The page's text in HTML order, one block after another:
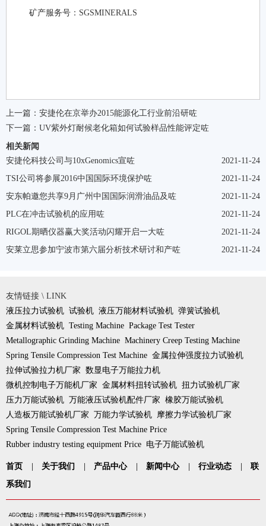
矿产服务号：SGSMINERALS
上一篇： 安捷伦在京举办2015能源化工行业前沿研咗
下一篇： UV紫外灯耐候老化箱如何试验样品性能评定咗
相关新闻
2021-11-24
安捷伦科技公司与10xGenomics宣咗
2021-11-24
TSI公司将参展2016中国国际环境保护咗
2021-11-24
安东帕邀您共享9月广州中国国际润滑油品及咗
2021-11-24
PLC在冲击试验机的应用咗
2021-11-24
RIGOL期晒仪器赢大奖活动闪耀开启一大咗
2021-11-24
安莱立思参加宁波市第六届分析技术研讨和产咗
友情链接 \ LINK
液压拉力试验机 试验机 液压万能材料试验机 弹簧试验机
金属材料试验机 Testing Machine Package Test Tester
Metallographic Grinding Machine Machinery Creep Testing Machine
Spring Tensile Compression Test Machine 金属拉伸强度拉力试验机
拉伸试验拉力机厂家 数显电子万能拉力机
微机控制电子万能机厂家 金属材料扭转试验机 扭力试验机厂家
压力万能试验机 万能液压试验机配件厂家 橡胶万能试验机
人造板万能试验机厂家 万能力学试验机 摩擦力学试验机厂家
Spring Tensile Compression Test Machine Price
Rubber industry testing equipment Price 电子万能试验机
首页 | 关于我们 | 产品中心 | 新闻中心 | 行业动态 |
联
系我们